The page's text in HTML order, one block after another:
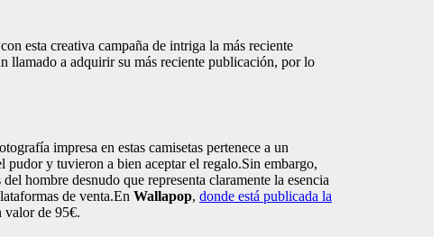
esta creativa campaña de intriga la más reciente
llamado a adquirir su más reciente publicación, por lo
impresa en estas camisetas pertenece a un
pudor y tuvieron a bien aceptar el regalo.Sin embargo,
hombre desnudo que representa claramente la esencia
de venta.En Wallapop, donde está publicada la
valor de 95€.